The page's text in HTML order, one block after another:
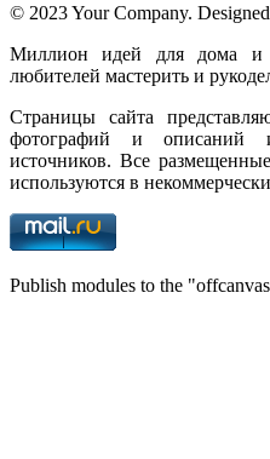
© 2023 Your Company.
Миллион идей для дома и
любителей мастерить и
Страницы сайта
фотографий и описаний
источников. Все
используются в
Publish modules to the